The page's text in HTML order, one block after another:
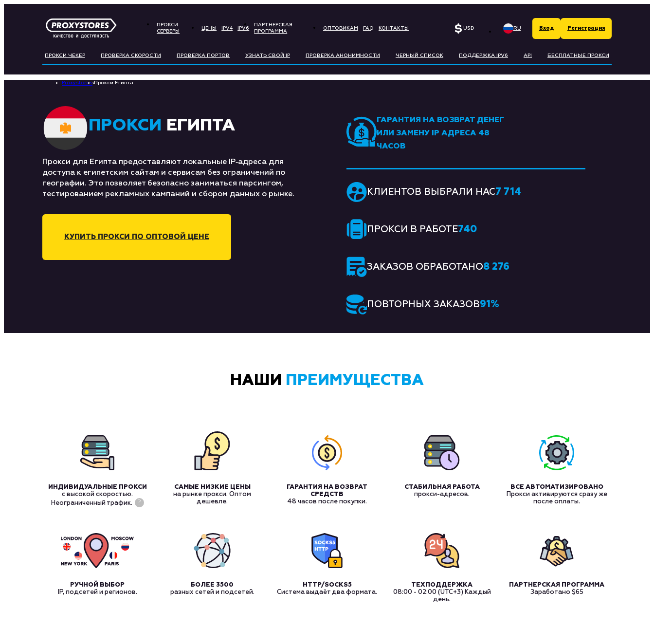
ПРОКСИ
СЕРВЕРЫ
ЦЕНЫ IPV4 IPV6
ПАРТНЕРСКАЯ
ПРОГРАММА
ОПТОВИКАМ FAQ КОНТАКТЫ USD
BITCOIN LITECOIN
ETHEREUM РУБЛЬ
СЎМ EURO
RU
EN
Вход Регистрация
ПРОКСИ ЧЕКЕР ПРОВЕРКА СКОРОСТИ ПРОВЕРКА ПОРТОВ УЗНАТЬ СВОЙ IP ПРОВЕРКА АНОНИМНОСТИ ЧЕРНЫЙ СПИСОК ПОДДЕРЖКА IPV6 API БЕСПЛАТНЫЕ ПРОКСИ
Proxystores› Прокси Египта
ПРОКСИ ЕГИПТА
Прокси для Египта предоставляют локальные IP‑адреса для
доступа к египетским сайтам и сервисам без ограничений по
географии. Это позволяет безопасно заниматься парсингом,
тестированием рекламных кампаний и сбором данных о рынке.
КУПИТЬ ПРОКСИ ПО ОПТОВОЙ ЦЕНЕ
ГАРАНТИЯ НА ВОЗВРАТ ДЕНЕГ
ИЛИ ЗАМЕНУ IP АДРЕСА 48
ЧАСОВ
КЛИЕНТОВ ВЫБРАЛИ НАС7 714
ПРОКСИ В РАБОТЕ740
ЗАКАЗОВ ОБРАБОТАНО8 276
ПОВТОРНЫХ ЗАКАЗОВ91 %
НАШИ ПРЕИМУЩЕСТВА
ИНДИВИДУАЛЬНЫЕ ПРОКСИ
с высокой скоростью.
Неограниченный трафик.
?
САМЫЕ НИЗКИЕ ЦЕНЫ
на рынке прокси. Оптом
дешевле.
ГАРАНТИЯ НА ВОЗВРАТ
СРЕДСТВ
48 часов после покупки.
СТАБИЛЬНАЯ РАБОТА
прокси-адресов.
ВСЕ АВТОМАТИЗИРОВАНО
Прокси активируются сразу же
после оплаты.
РУЧНОЙ ВЫБОР
IP, подсетей и регионов.
БОЛЕЕ 3500
разных сетей и подсетей.
HTTP/SOCKS5
Система выдаёт два формата.
ТЕХПОДДЕРЖКА
08:00 - 02:00 (UTC+3) Каждый
день.
ПАРТНЕРСКАЯ ПРОГРАММА
Заработано $65